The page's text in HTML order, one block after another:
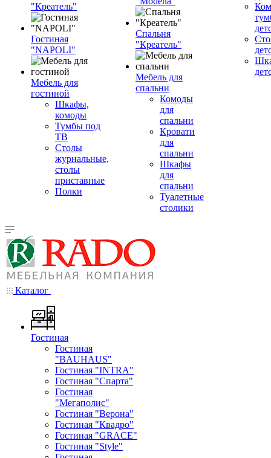
"Креатель"
Гостиная
"NAPOLI"
Мебель для
гостиной
Шкафы,
комоды
Тумбы под
ТВ
Столы
журнальные,
столы
приставные
Полки
Спальня
"Креатель"
Мебель для
спальни
Комоды
для
спальни
Кровати
для
спальни
Шкафы
для
спальни
Туалетные
столики
Каталог
Гостиная
Гостиная
"BAUHAUS"
Гостиная "INTRA"
Гостиная "Спарта"
Гостиная
"Мегаполис"
Гостиная "Верона"
Гостиная "Квадро"
Гостиная "GRACE"
Гостиная "Style"